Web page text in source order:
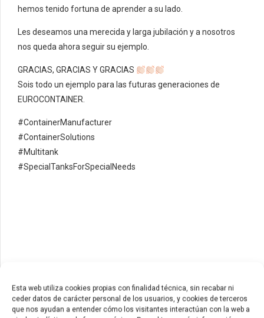
Esta web utiliza cookies propias con finalidad técnica, sin recabar ni
ceder datos de carácter personal de los usuarios, y cookies de terceros
que nos ayudan a entender cómo los visitantes interactúan con la web a
hemos tenido fortuna de aprender a su lado.
Les deseamos una merecida y larga jubilación y a nosotros
nos queda ahora seguir su ejemplo.
GRACIAS, GRACIAS Y GRACIAS
Sois todo un ejemplo para las futuras generaciones de
EUROCONTAINER.
#ContainerManufacturer
#ContainerSolutions
#Multitank
#SpecialTanksForSpecialNeeds
PREVIOUS